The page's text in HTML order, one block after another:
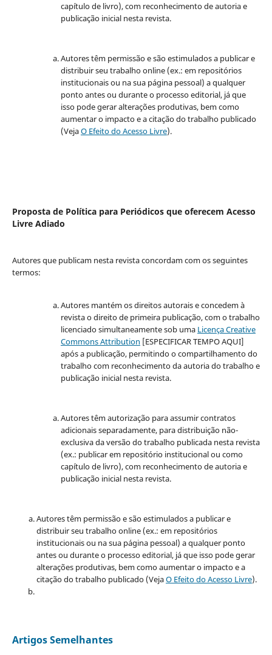
capítulo de livro), com reconhecimento de autoria e
publicação inicial nesta revista.
Autores têm permissão e são estimulados a publicar e
distribuir seu trabalho online (ex.: em repositórios
institucionais ou na sua página pessoal) a qualquer
ponto antes ou durante o processo editorial, já que
isso pode gerar alterações produtivas, bem como
aumentar o impacto e a citação do trabalho publicado
(VejaO Efeito do Acesso Livre).
Proposta de Política para Periódicos que oferecem Acesso
Livre Adiado
Autores que publicam nesta revista concordam com os seguintes
termos:
Autores mantém os direitos autorais e concedem à
revista o direito de primeira publicação, com o trabalho
licenciado simultaneamente sob uma Licença Creative
Commons Attribution [ESPECIFICAR TEMPO AQUI]
após a publicação, permitindo o compartilhamento do
trabalho com reconhecimento da autoria do trabalho e
publicação inicial nesta revista.
Autores têm autorização para assumir contratos
adicionais separadamente, para distribuição não-
exclusiva da versão do trabalho publicada nesta revista
(ex.: publicar em repositório institucional ou como
capítulo de livro), com reconhecimento de autoria e
publicação inicial nesta revista.
Autores têm permissão e são estimulados a publicar e
distribuir seu trabalho online (ex.: em repositórios
institucionais ou na sua página pessoal) a qualquer ponto
antes ou durante o processo editorial, já que isso pode gerar
alterações produtivas, bem como aumentar o impacto e a
citação do trabalho publicado (VejaO Efeito do Acesso Livre).
Artigos Semelhantes